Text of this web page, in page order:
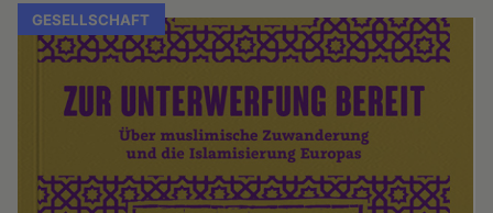
GESELLSCHAFT